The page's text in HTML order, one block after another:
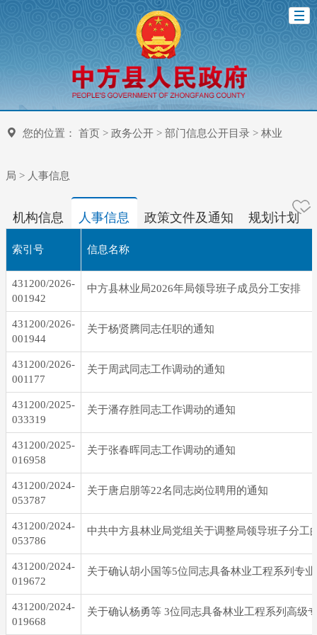
您的位置： 首页> 政务公开> 部门信息公开目录> 林业
局 > 人事信息
机构信息 人事信息 政策文件及通知 规划计划
索引号 信息名称
431200/2026-
001942
中方县林业局2026年局领导班子成员分工安排
431200/2026-
001944
关于杨贤腾同志任职的通知
431200/2026-
001177
关于周武同志工作调动的通知
431200/2025-
033319
关于潘存胜同志工作调动的通知
431200/2025-
016958
关于张春晖同志工作调动的通知
431200/2024-
053787
关于唐启朋等22名同志岗位聘用的通知
431200/2024-
053786
中共中方县林业局党组关于调整局领导班子分工
431200/2024-
019672
431200/2024-
019668